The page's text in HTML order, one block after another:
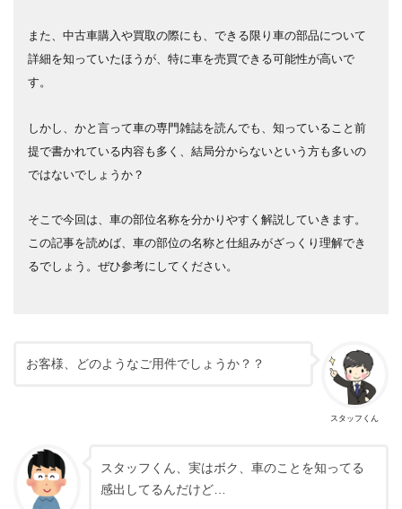
また、中古車購入や買取の際にも、できる限り車の部品について
詳細を知っていたほうが、特に車を売買できる可能性が高いで
す。
しかし、かと言って車の専門雑誌を読んでも、知っていること前
提で書かれている内容も多く、結局分からないという方も多いの
ではないでしょうか？
そこで今回は、車の部位名称を分かりやすく解説していきます。
この記事を読めば、車の部位の名称と仕組みがざっくり理解でき
るでしょう。ぜひ参考にしてください。
スタッフくん
お客様、どのようなご用件でしょうか？？
スタッフくん、実はボク、車のことを知ってる
感出してるんだけど…